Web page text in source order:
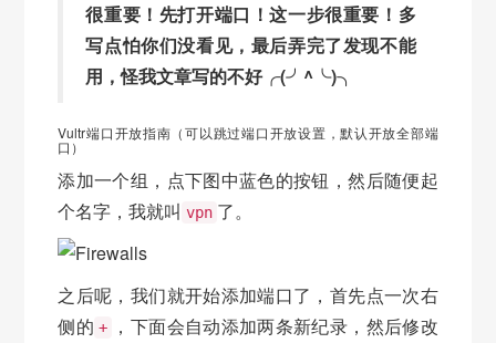
很重要！先打开端口！这一步很重要！多
写点怕你们没看见，最后弄完了发现不能
用，怪我文章写的不好╭(╯^╰)╮
Vultr端口开放指南（可以跳过端口开放设置，默认开放全部端
口）
添加一个组，点下图中蓝色的按钮，然后随便起
个名字，我就叫 vpn 了。
之后呢，我们就开始添加端口了，首先点一次右
侧的 +
，下面会自动添加两条新纪录，然后修改